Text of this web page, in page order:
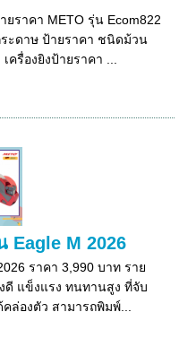
ยราคา METO รุ่น Ecom822
ระดาษ ป้ายราคา ชนิดม้วน
รื่องยิงป้ายราคา ...
Eagle M 2026
ราคา 3,990 บาท ราย
ดี แข็งแรง ทนทานสูง ที่จับ
ล่องตัว สามารถพิมพ์...